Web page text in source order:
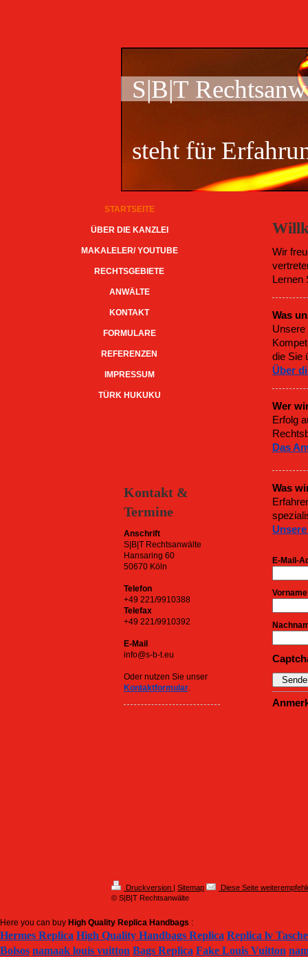
S|B|T
steht für
Wir
Lernen
Was
Unsere
die Sie
Über
Wer
Erfolg
Das
Was
E-Mail-
Vorname
STARTSEITE
ÜBER DIE KANZLEI
MAKALELER/ YOUTUBE
RECHTSGEBIETE
ANWÄLTE
KONTAKT
FORMULARE
REFERENZEN
IMPRESSUM
TÜRK HUKUKU
Kontakt &
Termine
Anschrift
S|B|T Rechtsanwälte
Hansaring 60
50670 Köln
Telefon
+49 221/9910388
Telefax
+49 221/9910392
E-Mail
info@s-b-t.eu
Oder nutzen Sie unser
Kontaktformular.
Druckversion | Sitemap
Diese Seite
© S|B|T Rechtsanwälte
Here you can buy High Quality Replica Handbags :
Hermes Replica High Quality Handbags Replica Replica lv
Bolsos namaak louis vuitton Bags Replica Fake Louis Vuitton